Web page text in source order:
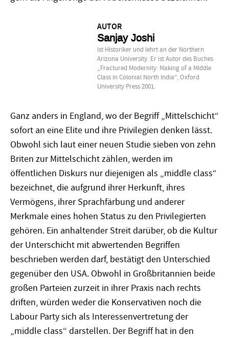
AUTOR
Sanjay Joshi
ist Historiker und lehrt an der Northern
Arizona University. Er ist Autor des Buches
„Fractured Modernity: Making of a Middle
Class in Colonial North India“, Oxford
University Press 2001.
Ganz anders in England, wo der Begriff „Mittelschicht“
sofort an eine Elite und ihre Privilegien denken lässt.
Obwohl sich laut einer neuen Studie sieben von zehn
Briten zur Mittelschicht zählen, werden im
öffentlichen Diskurs nur diejenigen als „middle class“
bezeichnet, die aufgrund ihrer Herkunft, ihres
Vermögens, ihrer Sprachfärbung und anderer
Merkmale eines hohen Status zu den Privilegierten
gehören. Ein anhaltender Streit darüber, ob die Kultur
der Unterschicht mit abwertenden Begriffen
beschrieben werden darf, bestätigt den Unterschied
gegenüber den USA. Obwohl in Großbritannien beide
großen Parteien zurzeit in ihrer Praxis nach rechts
driften, würden weder die Konservativen noch die
Labour Party sich als Interessenvertretung der
„middle class“ darstellen. Der Begriff hat in den